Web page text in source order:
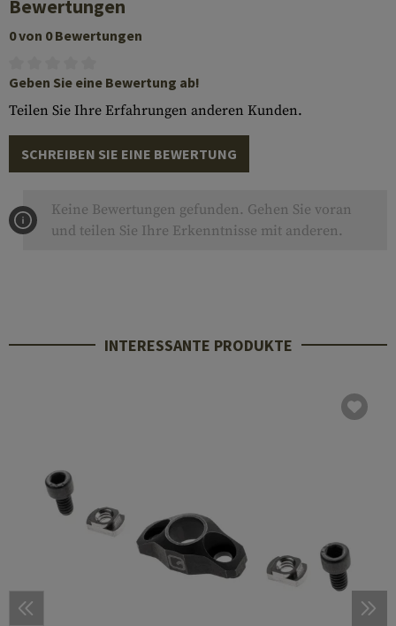
Bewertungen
0 von 0 Bewertungen
Geben Sie eine Bewertung ab!
Teilen Sie Ihre Erfahrungen anderen Kunden.
SCHREIBEN SIE EINE BEWERTUNG
Keine Bewertungen gefunden. Gehen Sie voran
und teilen Sie Ihre Erkenntnisse mit anderen.
INTERESSANTE PRODUKTE